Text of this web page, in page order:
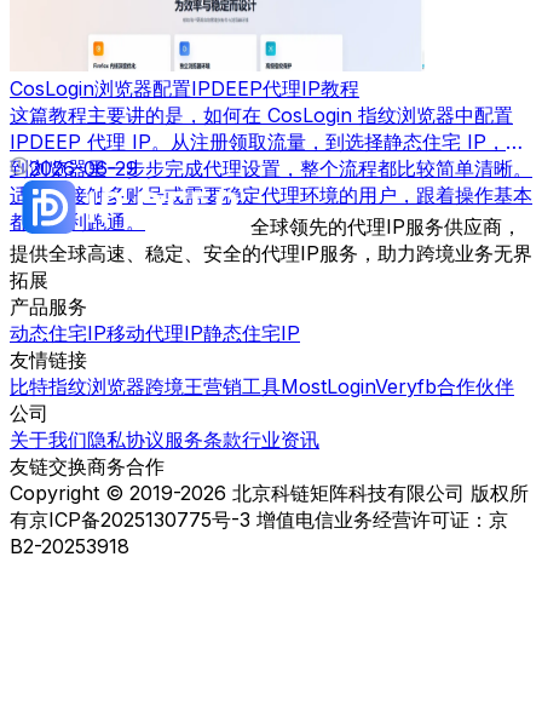
CosLogin浏览器配置IPDEEP代理IP教程
这篇教程主要讲的是，如何在 CosLogin 指纹浏览器中配置
IPDEEP 代理 IP。从注册领取流量，到选择静态住宅 IP，再
到浏览器里一步步完成代理设置，整个流程都比较简单清晰。
适合刚接触多账号或需要稳定代理环境的用户，跟着操作基本
都能顺利跑通。
2026-06-29
全球领先的代理IP服务供应商，
提供全球高速、稳定、安全的代理IP服务，助力跨境业务无界
拓展
产品服务
动态住宅IP移动代理IP静态住宅IP
友情链接
比特指纹浏览器跨境王营销工具MostLoginVeryfb合作伙伴
公司
关于我们隐私协议服务条款行业资讯
友链交换商务合作
Copyright © 2019-2026 北京科链矩阵科技有限公司 版权所
有京ICP备2025130775号-3 增值电信业务经营许可证：京
B2-20253918